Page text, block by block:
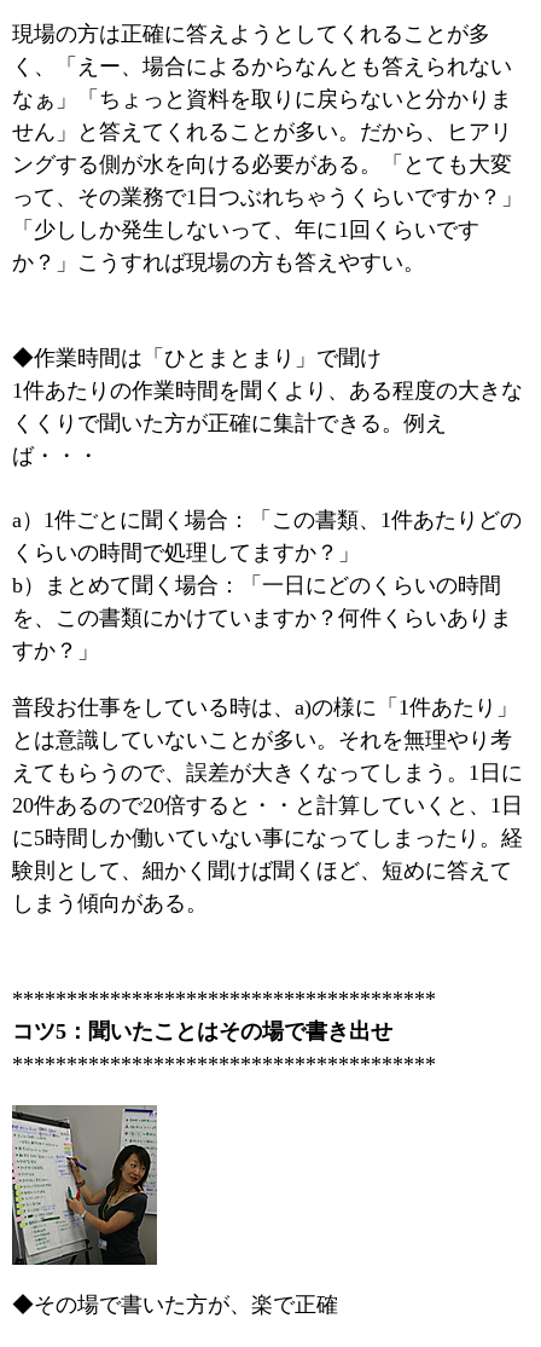
現場の方は正確に答えようとしてくれることが多
く、「えー、場合によるからなんとも答えられない
なぁ」「ちょっと資料を取りに戻らないと分かりま
せん」と答えてくれることが多い。だから、ヒアリ
ングする側が水を向ける必要がある。「とても大変
って、その業務で1日つぶれちゃうくらいですか？」
「少ししか発生しないって、年に1回くらいです
か？」こうすれば現場の方も答えやすい。
◆作業時間は「ひとまとまり」で聞け
1件あたりの作業時間を聞くより、ある程度の大きな
くくりで聞いた方が正確に集計できる。例え
ば・・・
a）1件ごとに聞く場合：「この書類、1件あたりどの
くらいの時間で処理してますか？」
b）まとめて聞く場合：「一日にどのくらいの時間
を、この書類にかけていますか？何件くらいありま
すか？」
普段お仕事をしている時は、a)の様に「1件あたり」
とは意識していないことが多い。それを無理やり考
えてもらうので、誤差が大きくなってしまう。1日に
20件あるので20倍すると・・と計算していくと、1日
に5時間しか働いていない事になってしまったり。経
験則として、細かく聞けば聞くほど、短めに答えて
しまう傾向がある。
***************************************
コツ5：聞いたことはその場で書き出せ
***************************************
◆その場で書いた方が、楽で正確